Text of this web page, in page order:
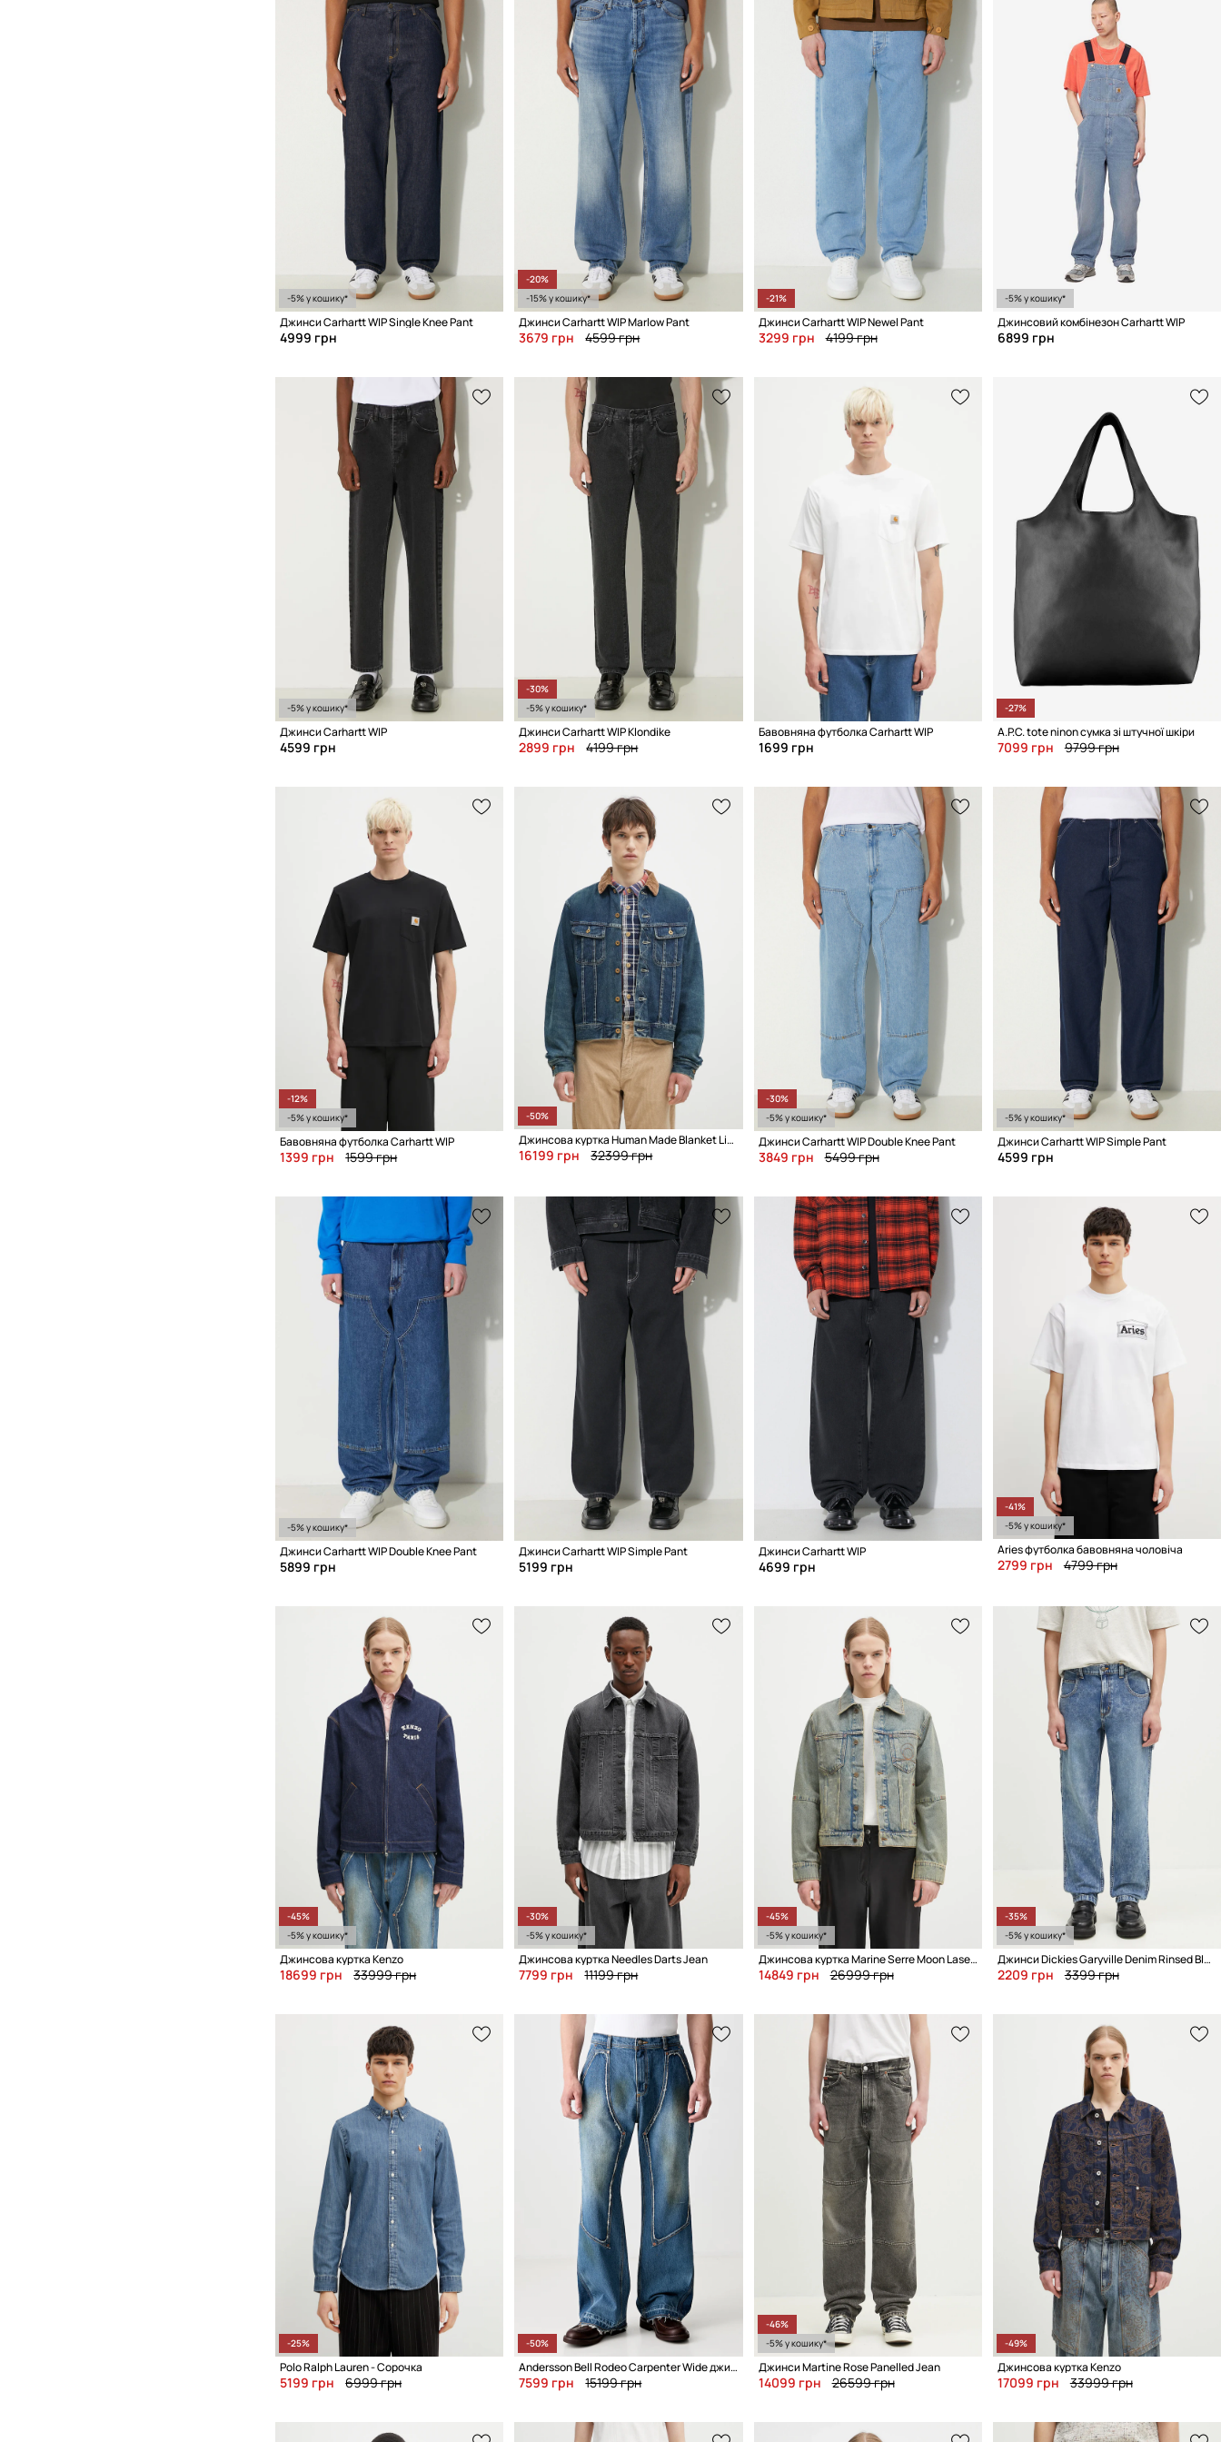
-5% у кошику*
Джинси Carhartt WIP Single Knee Pant
4999 грн
-20%
-15% у кошику*
Джинси Carhartt WIP Marlow Pant
3679 грн 4599 грн
-21%
Джинси Carhartt WIP Newel Pant
3299 грн 4199 грн
-5% у кошику*
Джинсовий комбінезон Carhartt WIP
6899 грн
-5% у кошику*
Джинси Carhartt WIP
4599 грн
-30%
-5% у кошику*
Джинси Carhartt WIP Klondike
2899 грн 4199 грн
Бавовняна футболка Carhartt WIP
1699 грн
-27%
A.P.C. tote ninon сумка зі штучної шкіри
7099 грн 9799 грн
-12%
-5% у кошику*
Бавовняна футболка Carhartt WIP
1399 грн 1599 грн
-50%
Джинсова куртка Human Made Blanket Lined Denim Work Jacket
16199 грн 32399 грн
-30%
-5% у кошику*
Джинси Carhartt WIP Double Knee Pant
3849 грн 5499 грн
-5% у кошику*
Джинси Carhartt WIP Simple Pant
4599 грн
-5% у кошику*
Джинси Carhartt WIP Double Knee Pant
5899 грн
Джинси Carhartt WIP Simple Pant
5199 грн
Джинси Carhartt WIP
4699 грн
-41%
-5% у кошику*
Aries футболка бавовняна чоловіча
2799 грн 4799 грн
-45%
-5% у кошику*
Джинсова куртка Kenzo
18699 грн 33999 грн
-30%
-5% у кошику*
Джинсова куртка Needles Darts Jean
7799 грн 11199 грн
-45%
-5% у кошику*
Джинсова куртка Marine Serre Moon Laser Denim Trucker
14849 грн 26999 грн
-35%
-5% у кошику*
Джинси Dickies Garyville Denim Rinsed Blue W/ Fade
2209 грн 3399 грн
-25%
Polo Ralph Lauren - Сорочка
5199 грн 6999 грн
-50%
Andersson Bell Rodeo Carpenter Wide джинси relaxed fit чоловічі
7599 грн 15199 грн
-46%
-5% у кошику*
Джинси Martine Rose Panelled Jean
14099 грн 26599 грн
-49%
Джинсова куртка Kenzo
17099 грн 33999 грн